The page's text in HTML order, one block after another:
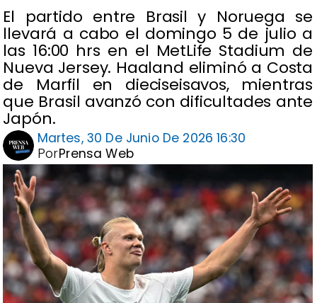
El partido entre Brasil y Noruega se
llevará a cabo el domingo 5 de julio a
las 16:00 hrs en el MetLife Stadium de
Nueva Jersey. Haaland eliminó a Costa
de Marfil en dieciseisavos, mientras
que Brasil avanzó con dificultades ante
Japón.
Martes, 30 De Junio De 2026 16:30
Prensa Web
Por